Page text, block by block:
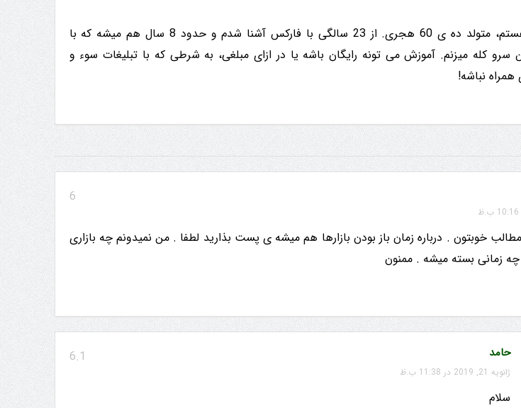
من حامد هستم، متولد ده ی 60 هجری. از 23 سالگی با فارکس آشنا شدم و حدود 8 سال هم میشه که با
سرو کله میزنم. آموزش می تونه رایگان باشه یا در ازای مبلغی، به شرطی که با تبلیغات سوء و
همراه نباشه!
6
خوبتون . درباره زمان باز بودن بازارها هم میشه ی پست بذارید لطفا . من نمیدونم چه بازاری
چه زمانی بسته میشه . ممنون
6.1 حامد
ژانویه 21, 2019 در 11:38 ب.ظ
سلام